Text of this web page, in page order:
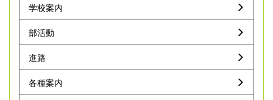
学校案内
部活動
進路
各種案内